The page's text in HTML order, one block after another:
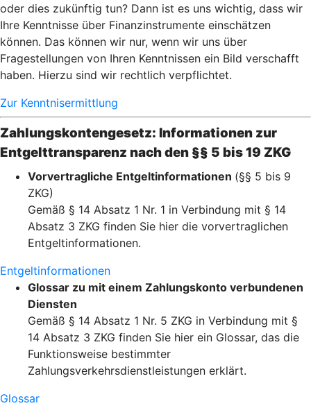
oder dies zukünftig tun? Dann ist es uns wichtig, dass wir
Ihre Kenntnisse über Finanzinstrumente einschätzen
können. Das können wir nur, wenn wir uns über
Fragestellungen von Ihren Kenntnissen ein Bild verschafft
haben. Hierzu sind wir rechtlich verpflichtet.
Zur Kenntnisermittlung
Zahlungskontengesetz: Informationen zur
Entgelttransparenz nach den §§ 5 bis 19 ZKG
Vorvertragliche Entgeltinformationen (§§ 5 bis 9
ZKG)
Gemäß § 14 Absatz 1 Nr. 1 in Verbindung mit § 14
Absatz 3 ZKG finden Sie hier die vorvertraglichen
Entgeltinformationen.
Entgeltinformationen
Glossar zu mit einem Zahlungskonto verbundenen
Diensten
Gemäß § 14 Absatz 1 Nr. 5 ZKG in Verbindung mit §
14 Absatz 3 ZKG finden Sie hier ein Glossar, das die
Funktionsweise bestimmter
Zahlungsverkehrsdienstleistungen erklärt.
Glossar